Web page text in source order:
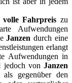
volle Fahrpreis zu
Aufwendungen
Janzen durch eine
erlangt
Aufwendungen in
jedoch von Janzen
gegenüber den